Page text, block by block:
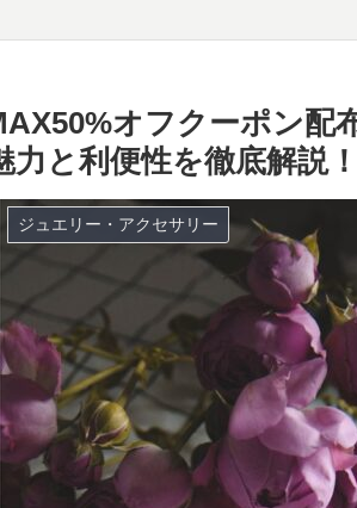
オフクーポン配
力と利便性を徹底解説！
ジュエリー・アクセサリー